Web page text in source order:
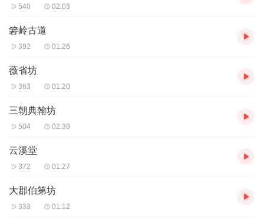
540 02:03
箬岭古道
392 01:26
薇省坊
363 01:20
三朝典翰坊
504 02:39
云溪堂
372 01:27
大郡伯第坊
333 01:12